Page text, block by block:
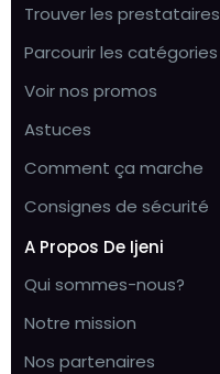
Trouver les prestataires
Parcourir les catégories
Voir nos promos
Astuces
Comment ça marche
Consignes de sécurité
A Propos De Ijeni
Qui sommes-nous?
Notre mission
Nos partenaires